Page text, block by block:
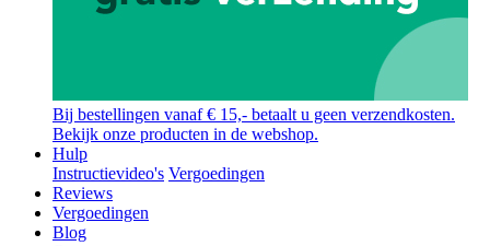
Bij bestellingen vanaf € 15,- betaalt u geen verzendkosten.
Bekijk onze producten in de webshop.
Hulp
Instructievideo's Vergoedingen
Reviews
Vergoedingen
Blog